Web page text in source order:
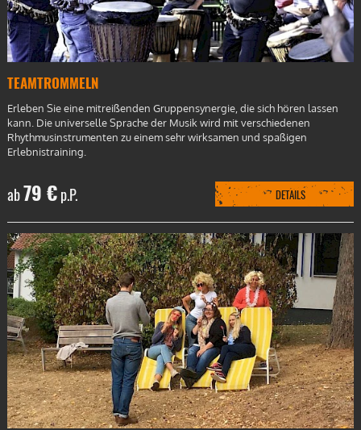
TEAMTROMMELN
Erleben Sie eine mitreißenden Gruppensynergie, die sich hören lassen
kann. Die universelle Sprache der Musik wird mit verschiedenen
Rhythmusinstrumenten zu einem sehr wirksamen und spaßigen
Erlebnistraining.
ab79 €p.P. DETAILS